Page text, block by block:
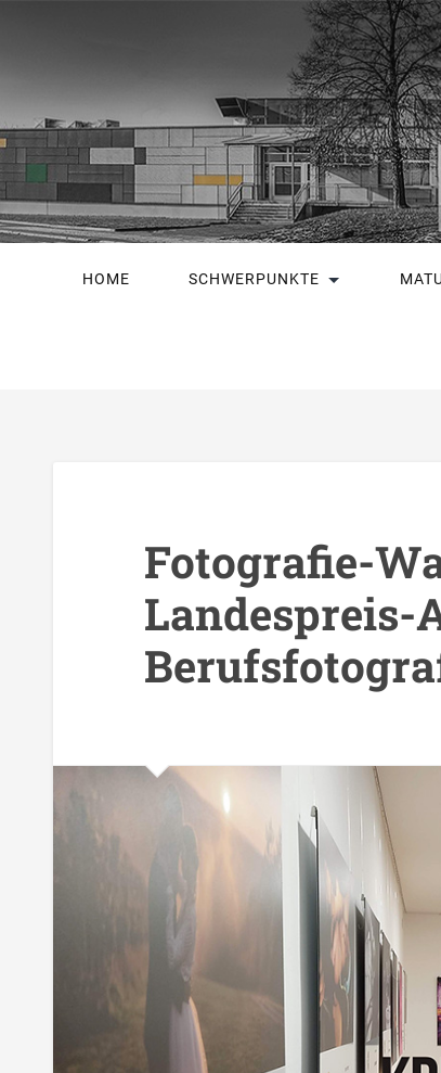
HOME SCHWERPUNKTE
Fotografie-
Landespreis-